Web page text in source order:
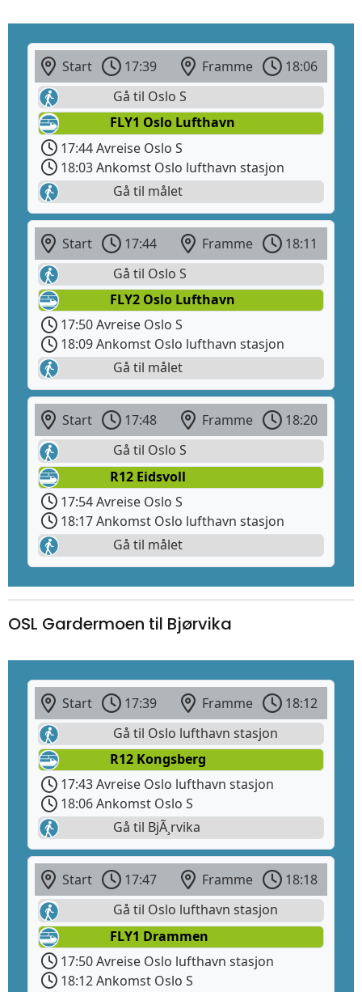
Start 17:39 Framme
18:06
Gå til Oslo S
FLY1 Oslo Lufthavn
17:44 Avreise Oslo S
18:03 Ankomst Oslo lufthavn stasjon
Gå til målet
Start 17:44 Framme
18:11
Gå til Oslo S
FLY2 Oslo Lufthavn
17:50 Avreise Oslo S
18:09 Ankomst Oslo lufthavn stasjon
Gå til målet
Start 17:48 Framme
18:20
Gå til Oslo S
R12 Eidsvoll
17:54 Avreise Oslo S
18:17 Ankomst Oslo lufthavn stasjon
Gå til målet
OSL Gardermoen til Bjørvika
Start 17:39 Framme
18:12
Gå til Oslo lufthavn stasjon
R12 Kongsberg
17:43 Avreise Oslo lufthavn stasjon
18:06 Ankomst Oslo S
Gå til BjÃ¸rvika
Start 17:47 Framme
18:18
Gå til Oslo lufthavn stasjon
FLY1 Drammen
17:50 Avreise Oslo lufthavn stasjon
18:12 Ankomst Oslo S